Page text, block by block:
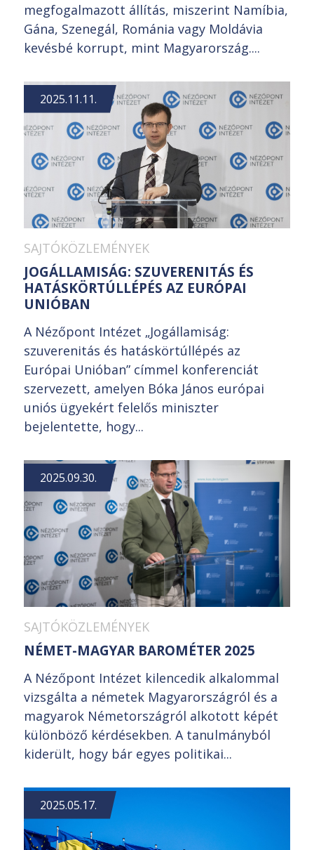
megfogalmazott állítás, miszerint Namíbia,
Gána, Szenegál, Románia vagy Moldávia
kevésbé korrupt, mint Magyarország....
2025.11.11.
SAJTÓKÖZLEMÉNYEK
JOGÁLLAMISÁG: SZUVERENITÁS ÉS
HATÁSKÖRTÚLLÉPÉS AZ EURÓPAI
UNIÓBAN
A Nézőpont Intézet „Jogállamiság:
szuverenitás és hatáskörtúllépés az
Európai Unióban” címmel konferenciát
szervezett, amelyen Bóka János európai
uniós ügyekért felelős miniszter
bejelentette, hogy...
2025.09.30.
SAJTÓKÖZLEMÉNYEK
NÉMET-MAGYAR BAROMÉTER 2025
A Nézőpont Intézet kilencedik alkalommal
vizsgálta a németek Magyarországról és a
magyarok Németországról alkotott képét
különböző kérdésekben. A tanulmányból
kiderült, hogy bár egyes politikai...
2025.05.17.